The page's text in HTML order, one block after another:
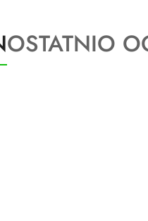
Produkty
o
OSTATNIO